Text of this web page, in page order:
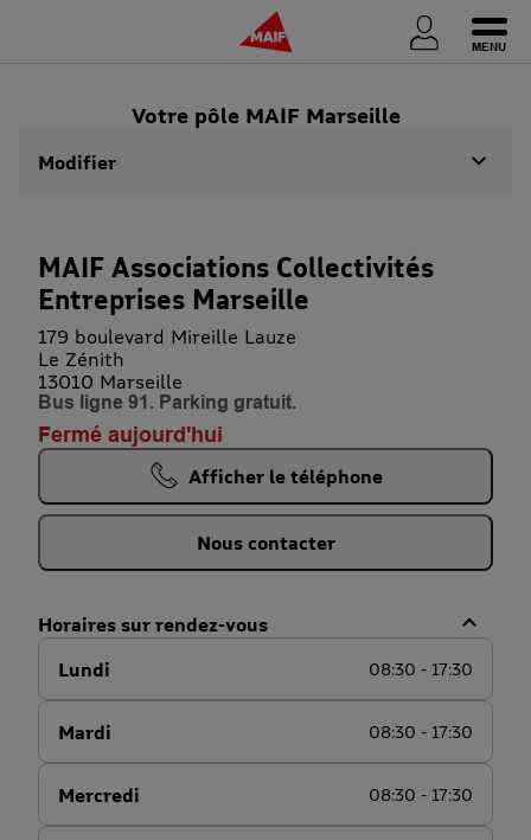
Votre pôle MAIF Marseille
Modifier
MAIF Associations Collectivités
Entreprises Marseille
179 boulevard Mireille Lauze
Le Zénith
13010 Marseille
Bus ligne 91. Parking gratuit.
Fermé aujourd'hui
Afficher le téléphone
Nous contacter
Horaires sur rendez-vous
Lundi 08:30 - 17:30
Mardi 08:30 - 17:30
Mercredi 08:30 - 17:30